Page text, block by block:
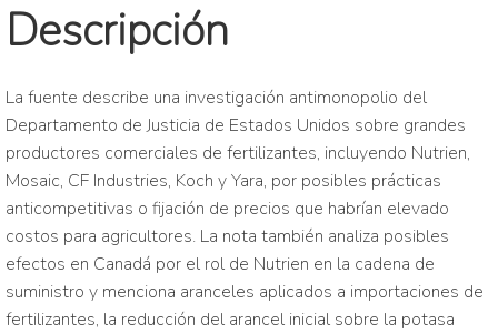
Descripción
La fuente describe una investigación antimonopolio del
Departamento de Justicia de Estados Unidos sobre grandes
productores comerciales de fertilizantes, incluyendo Nutrien,
Mosaic, CF Industries, Koch y Yara, por posibles prácticas
anticompetitivas o fijación de precios que habrían elevado
costos para agricultores. La nota también analiza posibles
efectos en Canadá por el rol de Nutrien en la cadena de
suministro y menciona aranceles aplicados a importaciones de
fertilizantes, la reducción del arancel inicial sobre la potasa